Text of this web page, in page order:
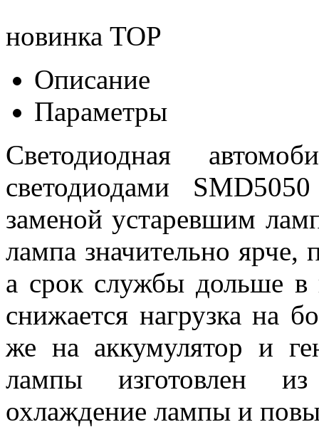
новинка TOP
Описание
Параметры
Светодиодная
светодиодами
заменой устаревшим
лампа значительно
а срок службы дольше в
снижается нагрузка на
же на аккумулятор и
лампы изготовлен
охлаждение лампы и